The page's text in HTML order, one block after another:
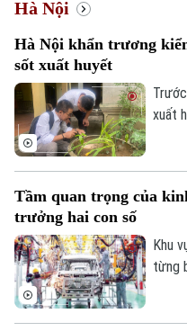
Chuyên mục
Hà Nội
Hà Nội khẩn trương
sốt xuất huyết
xuất
sẽ
Tầm quan trọng của
trưởng hai con số
Khu
từng